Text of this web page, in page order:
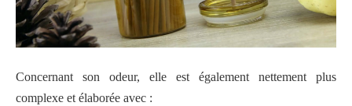
Concernant son odeur, elle est également nettement plus
complexe et élaborée avec :